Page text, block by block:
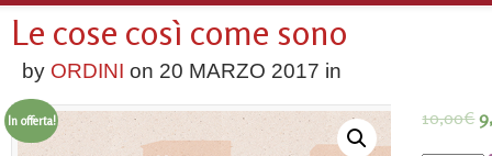
Le cose così come sono
by ORDINI on 20 MARZO 2017 in
In offerta! 10,00€